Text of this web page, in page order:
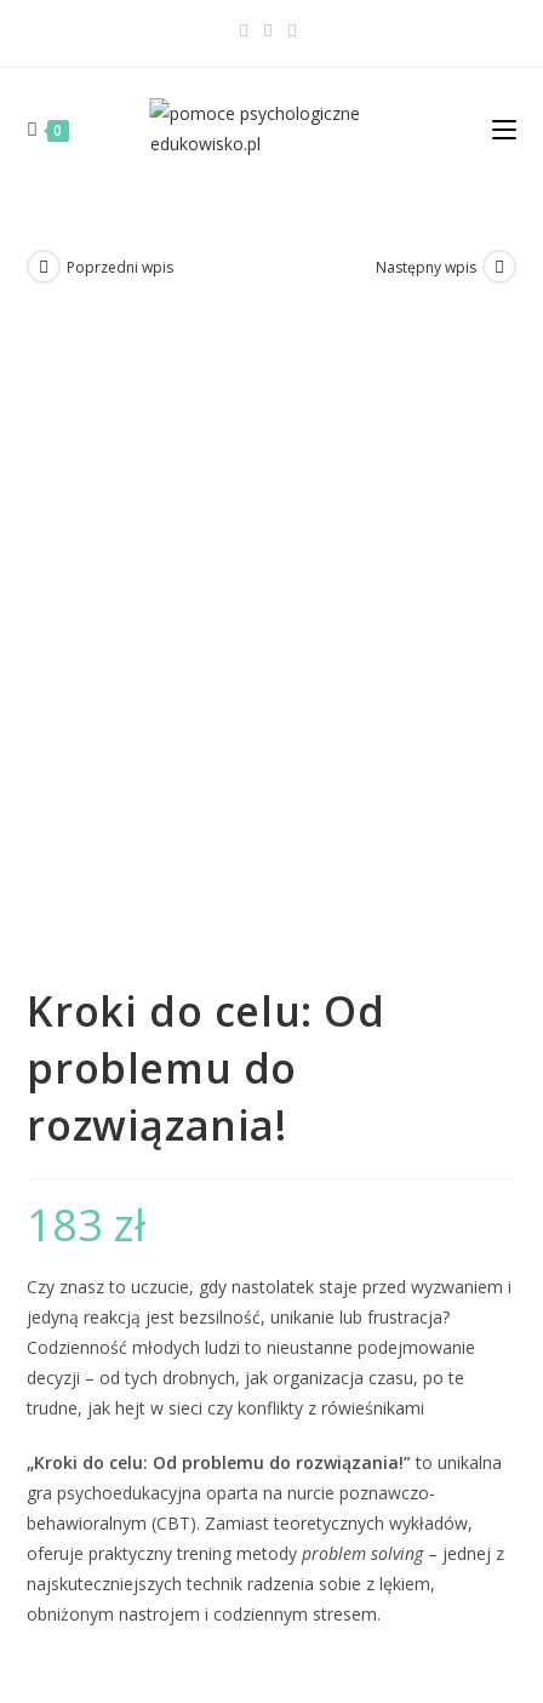
0
Poprzedni wpis Następny wpis
Kroki do celu: Od
problemu do
rozwiązania!
183 zł
Czy znasz to uczucie, gdy nastolatek staje przed wyzwaniem i
jedyną reakcją jest bezsilność, unikanie lub frustracja?
Codzienność młodych ludzi to nieustanne podejmowanie
decyzji – od tych drobnych, jak organizacja czasu, po te
trudne, jak hejt w sieci czy konflikty z rówieśnikami
„Kroki do celu: Od problemu do rozwiązania!”to unikalna
gra psychoedukacyjna oparta na nurcie poznawczo-
behawioralnym (CBT). Zamiast teoretycznych wykładów,
oferuje praktyczny trening metodyproblem solving– jednej z
najskuteczniejszych technik radzenia sobie z lękiem,
obniżonym nastrojem i codziennym stresem.